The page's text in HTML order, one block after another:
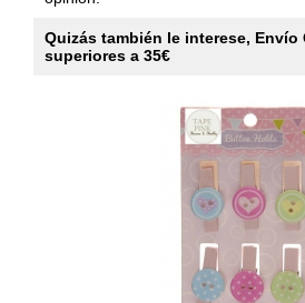
Quizás también le interese,
superiores a 35€